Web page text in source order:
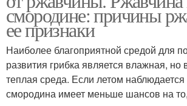
смородине: причины
ее признаки
Наиболее благоприятной средой для
развития грибка является влажная, но
теплая среда. Если летом наблюдается
смородина имеет меньше шансов на